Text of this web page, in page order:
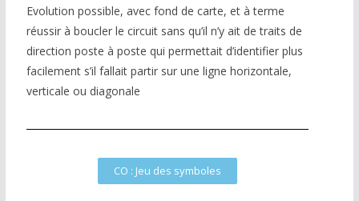
Evolution possible, avec fond de carte, et à terme
réussir à boucler le circuit sans qu’il n’y ait de traits de
direction poste à poste qui permettait d’identifier plus
facilement s’il fallait partir sur une ligne horizontale,
verticale ou diagonale
CO : Jeu des symboles